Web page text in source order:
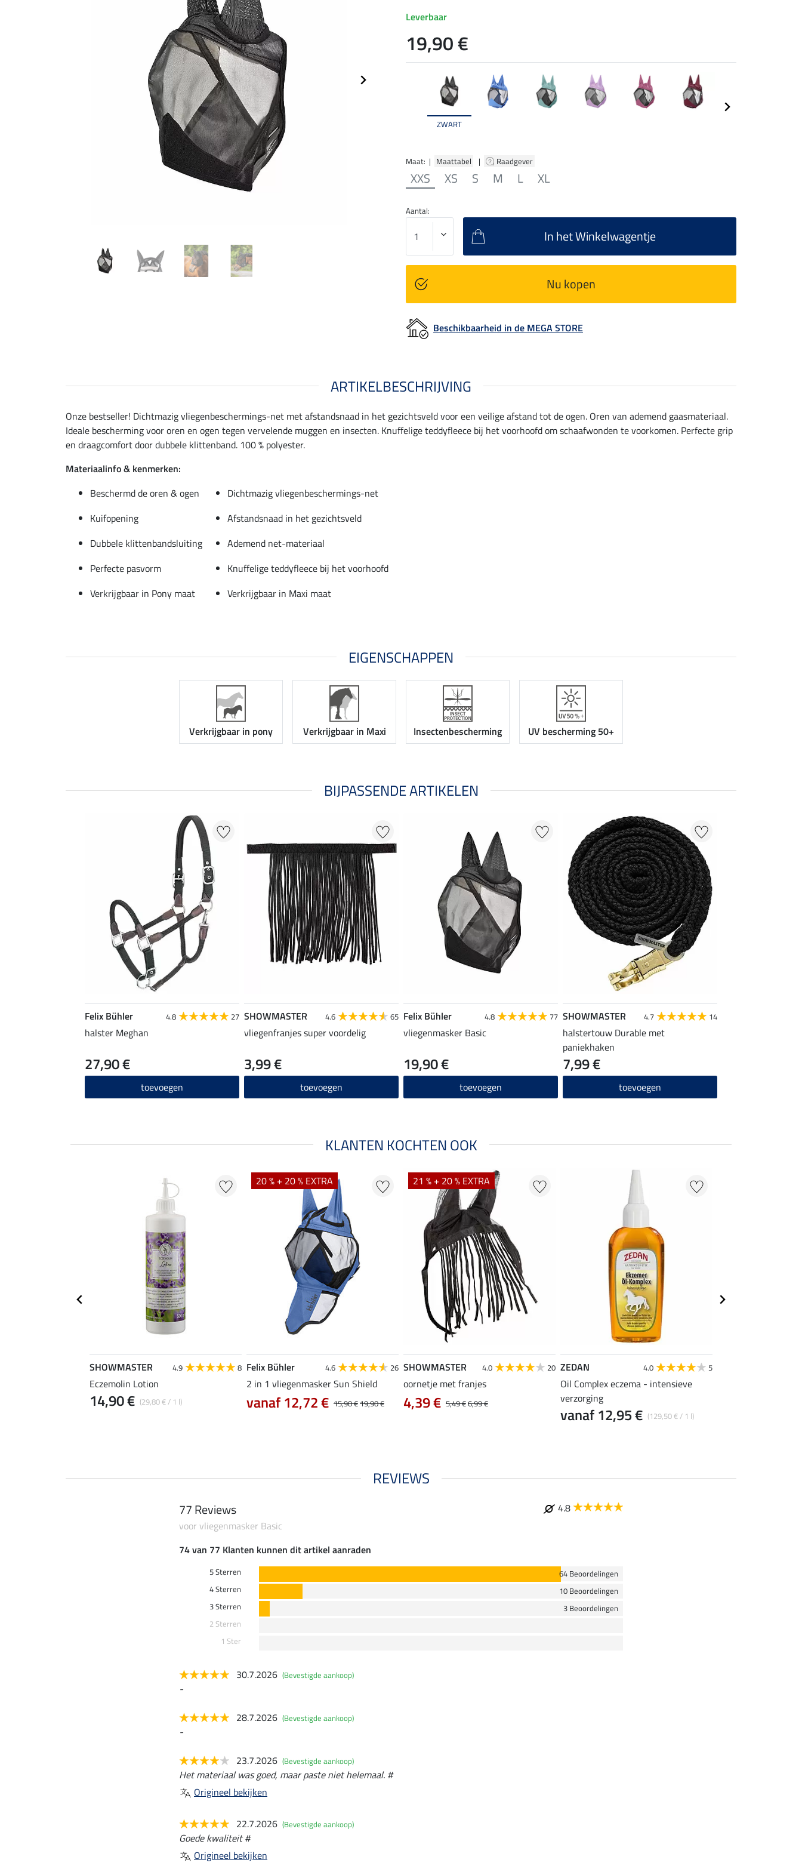
ZWART
Maat: | Maattabel | Raadgever
XXS XS S M L XL
Leverbaar
19,90 €
Aantal:
In het Winkelwagentje
Nu kopen
Beschikbaarheid in de MEGA STORE
ARTIKELBESCHRIJVING
Onze bestseller! Dichtmazig vliegenbeschermings-net met afstandsnaad in het gezichtsveld voor een veilige afstand tot de ogen. Oren van ademend gaasmateriaal.
Ideale bescherming voor oren en ogen tegen vervelende muggen en insecten. Knuffelige teddyfleece bij het voorhoofd om schaafwonden te voorkomen. Perfecte grip
en draagcomfort door dubbele klittenband. 100 % polyester.
Materiaalinfo & kenmerken:
Beschermd de oren & ogen
Dichtmazig vliegenbeschermings-net
Kuifopening
Afstandsnaad in het gezichtsveld
Dubbele klittenbandsluiting
Ademend net-materiaal
Perfecte pasvorm
Knuffelige teddyfleece bij het voorhoofd
Verkrijgbaar in Pony maat
Verkrijgbaar in Maxi maat
EIGENSCHAPPEN
Verkrijgbaar in pony Verkrijgbaar in Maxi Insectenbescherming UV bescherming 50+
BIJPASSENDE ARTIKELEN
Felix Bühler 4.8 27
halster Meghan
27,90 €
toevoegen
SHOWMASTER 4.6 65
vliegenfranjes super voordelig
3,99 €
toevoegen
Felix Bühler 4.8 77
vliegenmasker Basic
19,90 €
toevoegen
SHOWMASTER 4.7 14
halstertouw Durable met
paniekhaken
7,99 €
toevoegen
KLANTEN KOCHTEN OOK
SHOWMASTER 4.9 8
Eczemolin Lotion
(29,80 € / 1 l)
14,90 €
20 % + 20 % EXTRA
Felix Bühler 4.6 26
2 in 1 vliegenmasker Sun Shield
15,90 €19,90 €
vanaf 12,72 €
21 % + 20 % EXTRA
SHOWMASTER 4.0 20
oornetje met franjes
5,49 €6,99 €
4,39 €
ZEDAN 4.0 5
Oil Complex eczema - intensieve
verzorging
(129,50 € / 1 l)
vanaf 12,95 €
REVIEWS
77 Reviews
4.8
voor vliegenmasker Basic
74 van 77 Klanten kunnen dit artikel aanraden
5 Sterren
64 Beoordelingen
4 Sterren
10 Beoordelingen
3 Sterren
3 Beoordelingen
2 Sterren
1 Ster
30.7.2026 (Bevestigde aankoop)
-
28.7.2026 (Bevestigde aankoop)
-
23.7.2026 (Bevestigde aankoop)
Het materiaal was goed, maar paste niet helemaal. #
Origineel bekijken
22.7.2026 (Bevestigde aankoop)
Goede kwaliteit #
Origineel bekijken